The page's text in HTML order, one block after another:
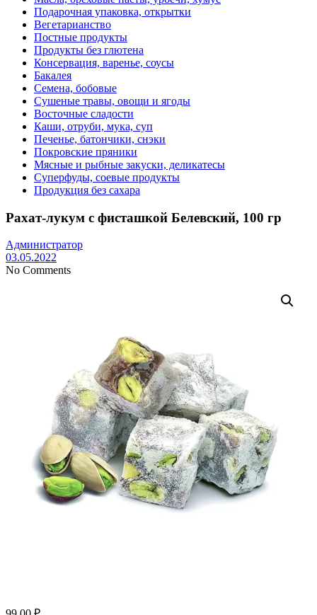
Подарочная упаковка, открытки
Вегетарианство
Постные продукты
Продукты без глютена
Консервация, варенье, соусы
Бакалея
Семена, бобовые
Сушеные травы, овощи и ягоды
Восточные сладости
Каши, отруби, мука, суп
Печенье, батончики, снэки
Покровские пряники
Мясные и рыбные закуски, деликатесы
Суперфуды, соевые продукты
Продукция без сахара
Рахат-лукум с фисташкой Белевский, 100 гр
Администратор
03.05.2022
No Comments